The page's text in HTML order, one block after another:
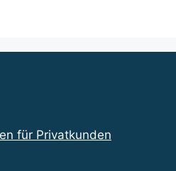
für Privatkunden